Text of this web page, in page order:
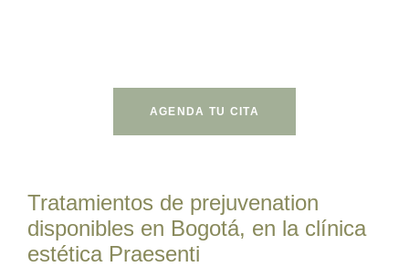
AGENDA TU CITA
Tratamientos de prejuvenation
disponibles en Bogotá, en la clínica
estética Praesenti